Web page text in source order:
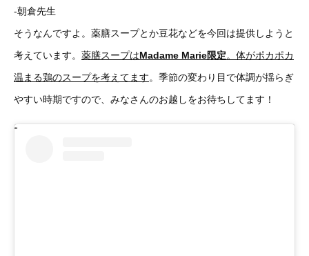
-朝倉先生
そうなんですよ。薬膳スープとか豆花などを今回は提供しようと
考えています。 薬膳スープはMadame Marie限定。体がポカポカ
温まる鶏のスープを考えてます。季節の変わり目で体調が揺らぎ
やすい時期ですので、みなさんのお越しをお待ちしてます！